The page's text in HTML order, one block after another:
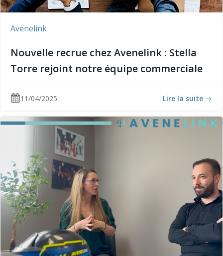
Avenelink
Nouvelle recrue chez Avenelink : Stella
Torre rejoint notre équipe commerciale
11/04/2025 Lire la suite